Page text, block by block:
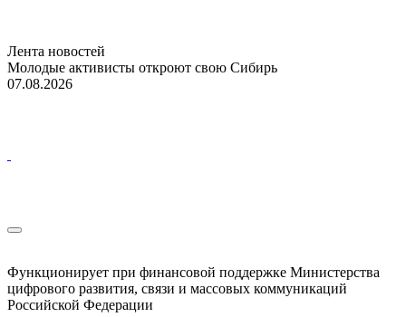
Лента новостей
Молодые активисты откроют свою Сибирь
07.08.2026
Функционирует при финансовой поддержке Министерства
цифрового развития, связи и массовых коммуникаций
Российской Федерации